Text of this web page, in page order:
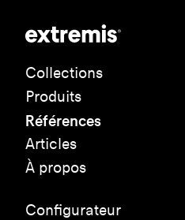
Collections
Produits
Références
Articles
À propos
Configurateur